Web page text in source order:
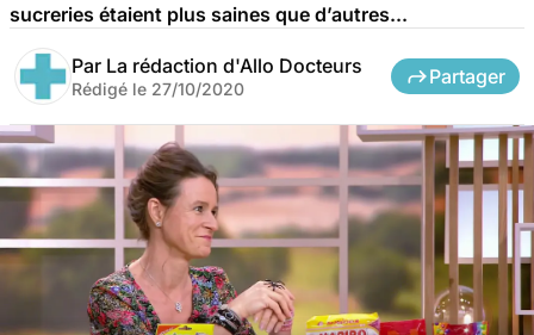
sucreries étaient plus saines que d’autres...
Par La rédaction d'Allo Docteurs
Rédigé le 27/10/2020
Partager